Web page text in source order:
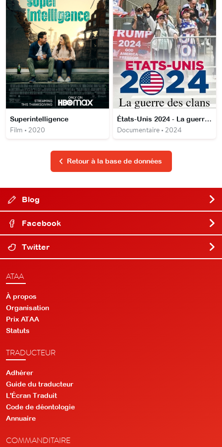
Superintelligence
Film • 2020
États-Unis 2024 - La guerre des clans
Documentaire • 2024
Retour à la base de données
Blog
Facebook
Twitter
ATAA
À propos
Organisation
Prix ATAA
Statuts
TRADUCTEUR
Adhérer
Guide du traducteur
L'Écran Traduit
Code de déontologie
Annuaire
COMMANDITAIRE